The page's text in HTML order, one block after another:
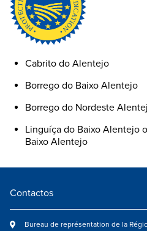
Cabrito do Alentejo
Borrego do Baixo Alentejo
Borrego do Nordeste
Linguíça do Baixo Alentejo
Baixo Alentejo
Contactos
Bureau de représentation de la